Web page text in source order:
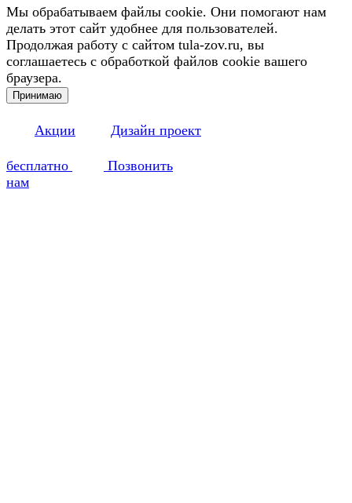
Мы обрабатываем файлы cookie. Они помогают нам
делать этот сайт удобнее для пользователей.
Продолжая работу с сайтом tula-zov.ru, вы
соглашаетесь с обработкой файлов cookie вашего
браузера.
Принимаю
Акции Дизайн проект
бесплатно
Позвонить
нам